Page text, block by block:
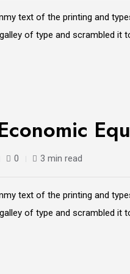
text of the printing and
of type and scrambled it
0 3 min read
text of the printing and
of type and scrambled it